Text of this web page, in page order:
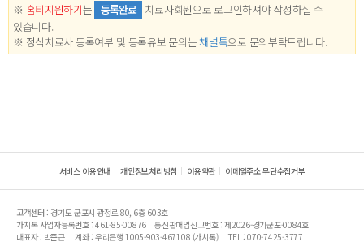
※ 홈티지원하기는 등록완료 치료사회원으로 로그인하셔야 작성하실 수
있습니다.
※ 정식치료사 등록여부 및 등록유보 문의는 채널톡으로 문의부탁드립니다.
서비스 이용안내 개인정보처리방침 이용약관 이메일주소 무단수집거부
고객센터 : 경기도 군포시 광정로 80, 6층 603호
가치톡 사업자등록번호 : 461-85-00876
통신판매업신고번호 : 제2026-경기군포-0084호
대표자 : 박준근
계좌 : 우리은행 1005-903-467108 (가치톡)
TEL : 070-7425-3777